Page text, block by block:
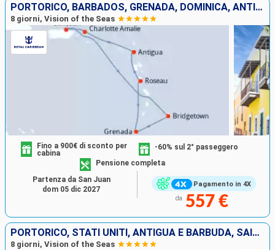
PORTORICO, BARBADOS, GRENADA, DOMINICA, ANTIGUA E BARBUDA, STATI UNITI
8 giorni, Vision of the Seas
Pagamento in 4X
Fino a 900€ di sconto per
cabina
-60% sul 2° passeggero
Pensione completa
da 557 €
Partenza da San Juan
dom 05 dic 2027
PORTORICO, STATI UNITI, ANTIGUA E BARBUDA, SAINT MARTIN, DOMINICA, BARBADOS
8 giorni, Vision of the Seas